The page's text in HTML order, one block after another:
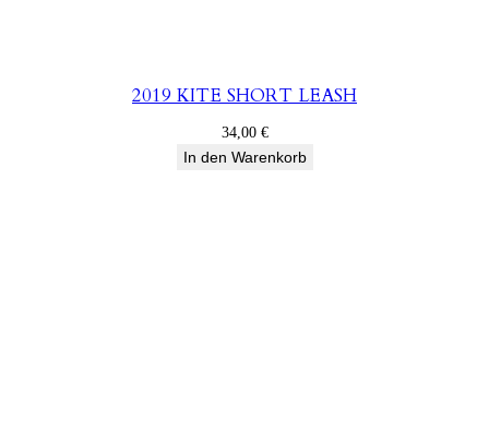
2019 KITE SHORT LEASH
34,00 €
In den Warenkorb